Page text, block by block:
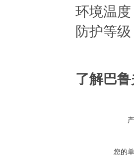
环境温
防护等
了解巴
您的